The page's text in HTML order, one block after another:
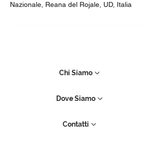
Nazionale, Reana del Rojale, UD, Italia
Chi Siamo
Dove Siamo
Contatti